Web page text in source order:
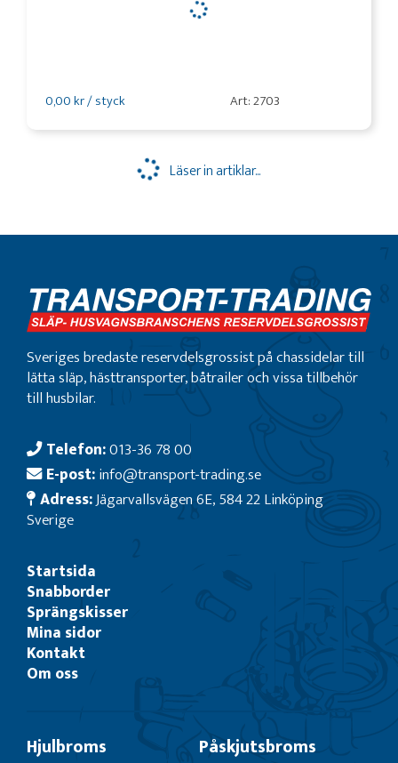
0,00 kr / styck Art: 2703
Läser in artiklar...
Sveriges bredaste reservdelsgrossist på chassidelar till
lätta släp, hästtransporter, båtrailer och vissa tillbehör
till husbilar.
Telefon:013-36 78 00
E-post:info@transport-trading.se
Adress:Jägarvallsvägen 6E, 584 22 Linköping
Sverige
Startsida
Snabborder
Sprängskisser
Mina sidor
Kontakt
Om oss
Hjulbroms Påskjutsbroms